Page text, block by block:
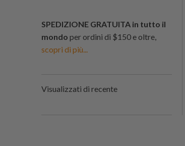
SPEDIZIONE GRATUITA in tutto il
mondo per ordini di $150 e oltre,
scopri di più...
Visualizzati di recente